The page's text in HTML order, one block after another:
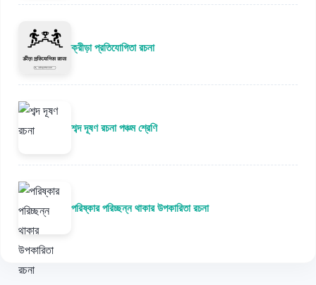
ক্রীড়া প্রতিযোগিতা রচনা
শব্দ দূষণ রচনা পঞ্চম শ্রেণি
পরিষ্কার পরিচ্ছন্ন থাকার উপকারিতা রচনা